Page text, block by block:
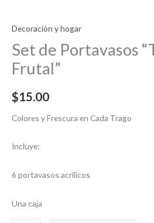
Decoración y hogar
Set de Portavasos
Frutal”
$15.00
Colores y Frescura en Cada Trago
Incluye:
6 portavasos acrílicos
Una caja